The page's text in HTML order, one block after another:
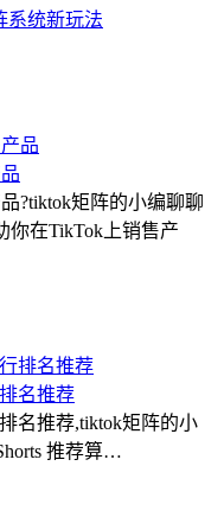
系统新玩法
?tiktok矩阵的小编聊聊
你在TikTok上销售产
名推荐
名推荐,tiktok矩阵的小
推荐算…